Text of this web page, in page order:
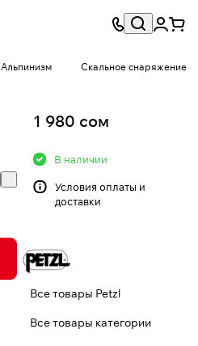
Альпинизм Скальное снаряжение
1 980 сом
В наличии
Условия оплаты и
доставки
Все товары Petzl
Все товары категории